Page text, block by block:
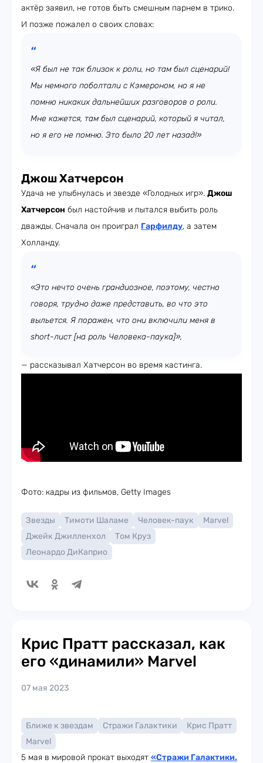
актёр заявил, не готов быть смешным парнем в трико.
И позже пожалел о своих словах:
«Я был не так близок к роли, но там был сценарий!
Мы немного поболтали с Кэмероном, но я не
помню никаких дальнейших разговоров о роли.
Мне кажется, там был сценарий, который я читал,
но я его не помню. Это было 20 лет назад!»
Джош Хатчерсон
Удача не улыбнулась и звезде «Голодных игр». Джош
Хатчерсон был настойчив и пытался выбить роль
дважды. Сначала он проиграл Гарфилду, а затем
Холланду.
«Это нечто очень грандиозное, поэтому, честно
говоря, трудно даже представить, во что это
выльется. Я поражен, что они включили меня в
short-лист [на роль Человека-паука]»,
— рассказывал Хатчерсон во время кастинга.
Фото: кадры из фильмов, Getty Images
Звезды Тимоти Шаламе Человек-паук
Marvel
Джейк Джилленхол
Том Круз
Леонардо ДиКаприо
Крис Пратт рассказал, как
его «динамили» Marvel
07 мая 2023
Ближе к звездам Стражи Галактики
Крис Пратт
Marvel
5 мая в мировой прокат выходят «Стражи Галактики.